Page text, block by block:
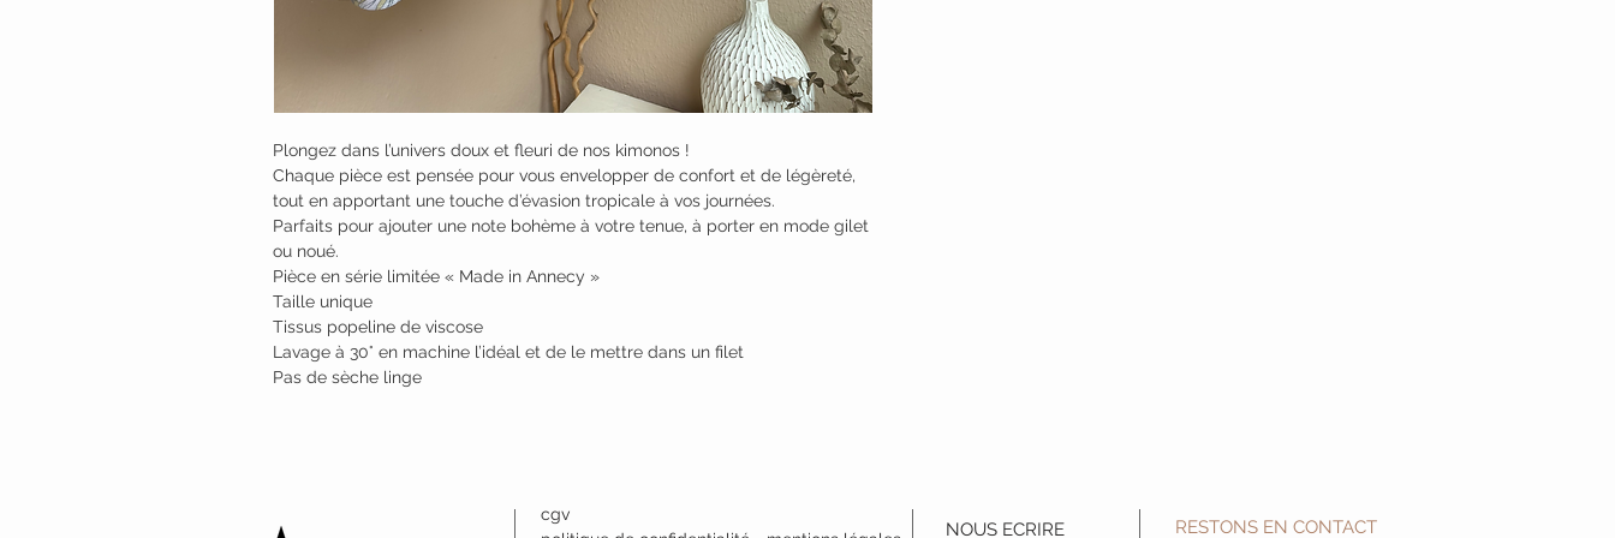
Plongez dans l’univers doux et fleuri de nos kimonos !
Chaque pièce est pensée pour vous envelopper de confort et de légèreté,
tout en apportant une touche d’évasion tropicale à vos journées.
Parfaits pour ajouter une note bohème à votre tenue, à porter en mode gilet
ou noué.
Pièce en série limitée « Made in Annecy »
Taille unique
Tissus popeline de viscose
Lavage à 30° en machine l’idéal et de le mettre dans un filet
Pas de sèche linge
cgv
NOUS ECRIRE RESTONS EN CONTACT